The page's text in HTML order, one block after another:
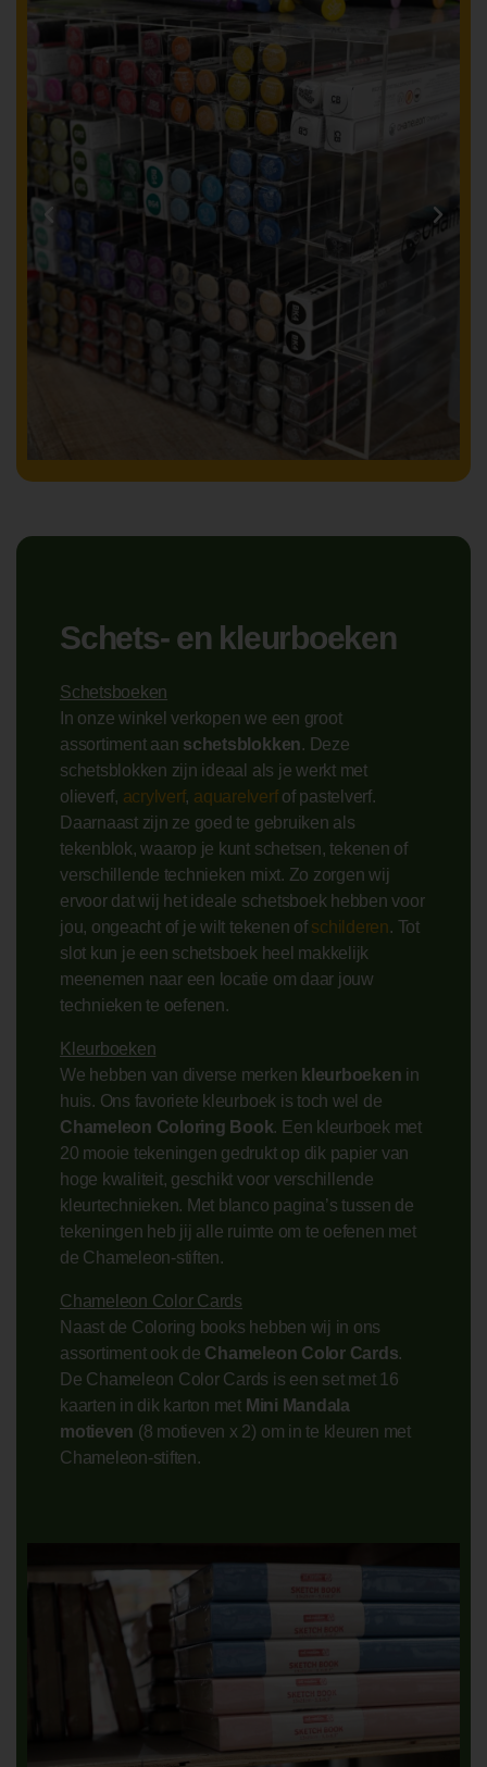
Schets- en kleurboeken
Schetsboeken
In onze winkel verkopen we een groot
assortiment aan schetsblokken. Deze
schetsblokken zijn ideaal als je werkt met
olieverf, acrylverf, aquarelverfof pastelverf.
Daarnaast zijn ze goed te gebruiken als
tekenblok, waarop je kunt schetsen, tekenen of
verschillende technieken mixt. Zo zorgen wij
ervoor dat wij het ideale schetsboek hebben voor
jou, ongeacht of je wilt tekenen of schilderen. Tot
slot kun je een schetsboek heel makkelijk
meenemen naar een locatie om daar jouw
technieken te oefenen.
Kleurboeken
We hebben van diverse merken kleurboeken in
huis. Ons favoriete kleurboek is toch wel de
Chameleon Coloring Book. Een kleurboek met
20 mooie tekeningen gedrukt op dik papier van
hoge kwaliteit, geschikt voor verschillende
kleurtechnieken. Met blanco pagina’s tussen de
tekeningen heb jij alle ruimte om te oefenen met
de Chameleon-stiften.
Chameleon Color Cards
Naast de Coloring books hebben wij in ons
assortiment ook de Chameleon Color Cards.
De Chameleon Color Cards is een set met 16
kaarten in dik karton met Mini Mandala
motieven (8 motieven x 2) om in te kleuren met
Chameleon-stiften.